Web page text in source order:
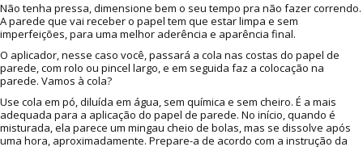
Não tenha pressa, dimensione bem o seu tempo pra não fazer correndo.
A parede que vai receber o papel tem que estar limpa e sem
imperfeições, para uma melhor aderência e aparência final.
O aplicador, nesse caso você, passará a cola nas costas do papel de
parede, com rolo ou pincel largo, e em seguida faz a colocação na
parede. Vamos à cola?
Use cola em pó, diluída em água, sem química e sem cheiro. É a mais
adequada para a aplicação do papel de parede. No início, quando é
misturada, ela parece um mingau cheio de bolas, mas se dissolve após
uma hora, aproximadamente. Prepare-a de acordo com a instrução da